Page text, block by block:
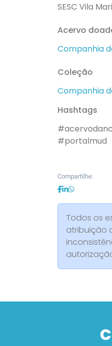
SESC Vila
Acervo
Companhia
Coleção
Companhia
Hashtags
#portalmud
Compartilhe:
Todos os
atribuição